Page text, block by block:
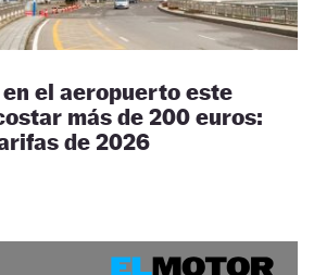
el aeropuerto este
más de 200 euros:
de 2026